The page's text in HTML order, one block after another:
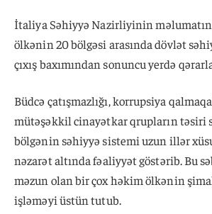
İtaliya Səhiyyə Nazirliyinin
ölkənin 20 bölgəsi arasında dövlət
çıxış baxımından sonuncu yerdə
Büdcə çatışmazlığı, korrupsiya
mütəşəkkil cinayətkar qrupların təsiri
bölgənin səhiyyə sistemi uzun illər
nəzarət altında fəaliyyət göstərib. Bu
məzun olan bir çox həkim ölkənin
işləməyi üstün tutub.